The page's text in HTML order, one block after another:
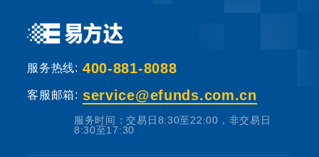
服务热线: 400-881-8088
客服邮箱: service@efunds.com.cn
服务时间：交易日8:30至22:00，非交易日
8:30至17:30